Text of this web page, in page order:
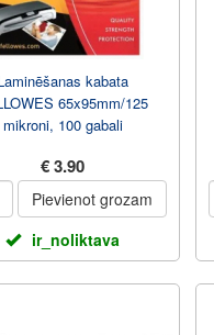
kabata
65x95mm/125
mikroni, 100 gabali
€ 3.90
Pievienot grozam
ir_noliktava